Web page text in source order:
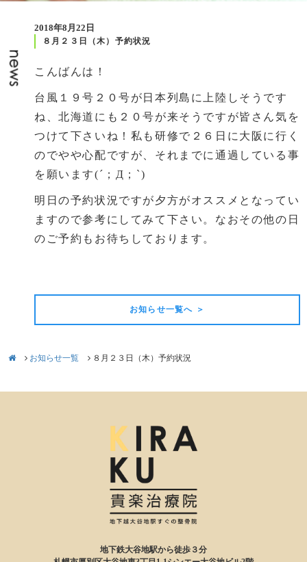
2018年8月22日
８月２３日（木）予約状況
こんばんは！
台風１９号２０号が日本列島に上陸しそうです
ね、北海道にも２０号が来そうですが皆さん気を
つけて下さいね！私も研修で２６日に大阪に行く
のでやや心配ですが、それまでに通過している事
を願います(´；Д；`)
明日の予約状況ですが夕方がオススメとなってい
ますので参考にしてみて下さい。なおその他の日
のご予約もお待ちしております。
お知らせ一覧へ ＞
お知らせ一覧 ８月２３日（木）予約状況
地下鉄大谷地駅から徒歩３分